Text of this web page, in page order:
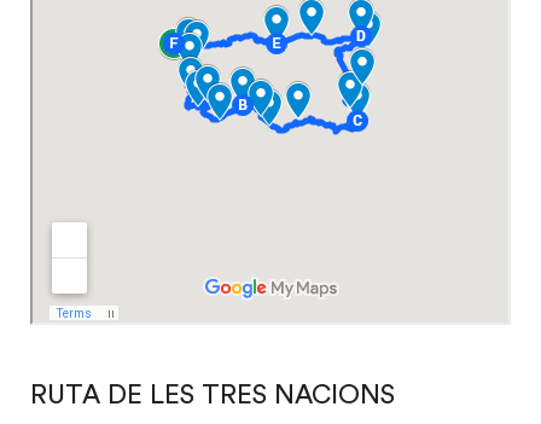
RUTA DE LES TRES NACIONS